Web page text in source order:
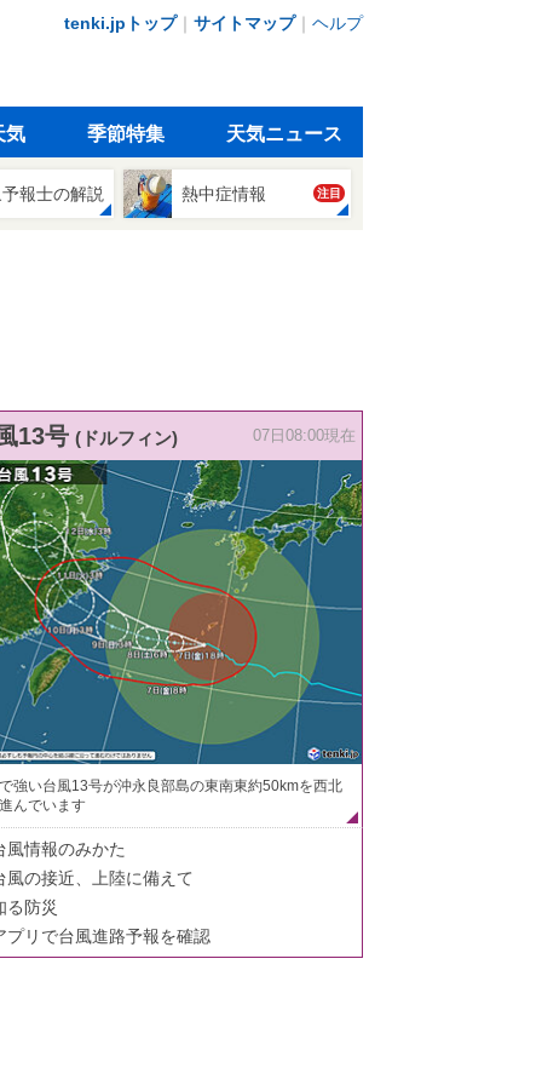
tenki.jpトップ｜ サイトマップ｜ ヘルプ
気 季節特集 天気ニュース
報士の解説 熱中症情報 注目
13号 (ドルフィン) 07日08:00現在
強い台風13号が沖永良部島の東南東約50kmを西北
んでいます
風情報のみかた
風の接近、上陸に備えて
る防災
プリで台風進路予報を確認